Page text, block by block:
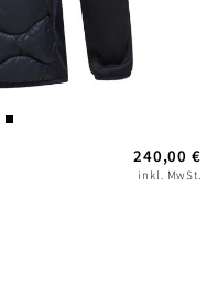
240,00 €
inkl. MwSt.